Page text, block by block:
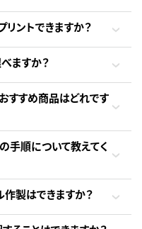
ントできますか？
ますか？
すすめ商品はどれです
手順について教えてく
製はできますか？